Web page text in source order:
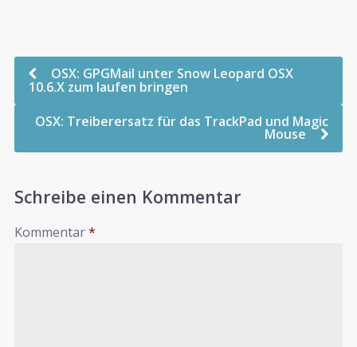
OSX: GPGMail unter Snow Leopard OSX
10.6.X zum laufen bringen
OSX: Treiberersatz für das TrackPad und Magic
Mouse
Schreibe einen Kommentar
Kommentar*